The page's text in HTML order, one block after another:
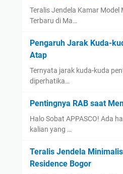
Teralis Jendela Kamar Model
Terbaru di Ma…
Pengaruh Jarak Kuda-
Atap
Ternyata jarak kuda-kuda
diperhatika…
Pentingnya RAB saat
Halo Sobat APPASCO! Ada
kalian yang …
Teralis Jendela
Residence Bogor